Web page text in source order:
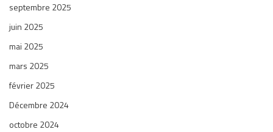
septembre 2025
juin 2025
mai 2025
mars 2025
février 2025
Décembre 2024
octobre 2024